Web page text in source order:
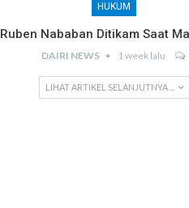
HUKUM
Ruben Nababan Ditikam Saat
DAIRI NEWS 1 week lalu
LIHAT ARTIKEL SELANJUTNYA ...